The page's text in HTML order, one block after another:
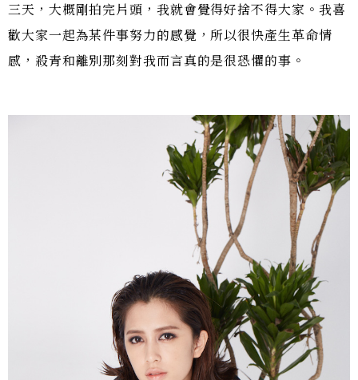
三天，大概剛拍完片頭，我就會覺得好捨不得大家。我喜
歡大家一起為某件事努力的感覺，所以很快產生革命情
感，殺青和離別那刻對我而言真的是很恐懼的事。